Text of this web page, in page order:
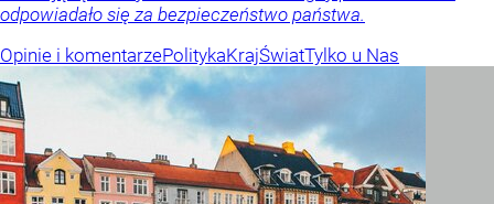
odpowiadało się za bezpieczeństwo państwa.
Opinie i komentarzePolitykaKrajŚwiatTylko u Nas